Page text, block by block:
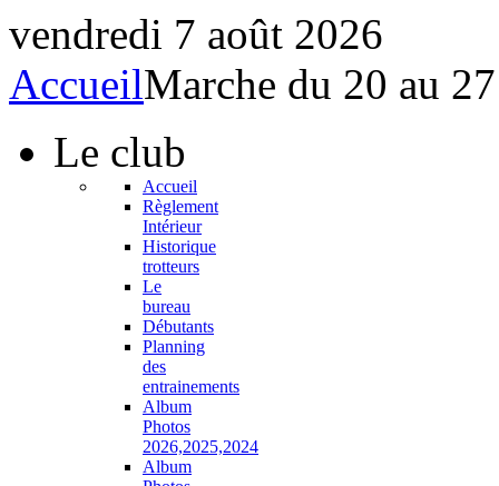
vendredi 7 août 2026
AccueilMarche du 20 au
Le club
Accueil
Règlement
Intérieur
Historique
trotteurs
Le
bureau
Débutants
Planning
des
entrainements
Album
Photos
2026,2025,2024
Album